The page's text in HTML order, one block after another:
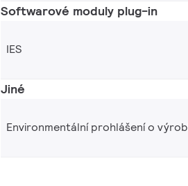
Softwarové moduly plug-in
IES
Jiné
Environmentální prohlášení o